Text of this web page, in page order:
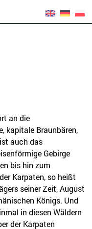
an die
kapitale Braunbären,
auch das
Gebirge
bis hin zum
Karpaten, so heißt
seiner Zeit, August
Königs. Und
in diesen Wäldern
der Karpaten